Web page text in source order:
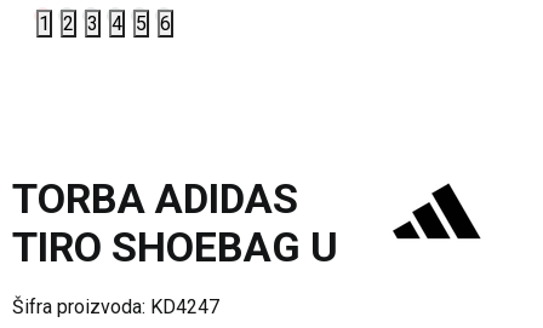
1 2 3 4 5 6
TORBA ADIDAS
TIRO SHOEBAG U
Šifra proizvoda: KD4247